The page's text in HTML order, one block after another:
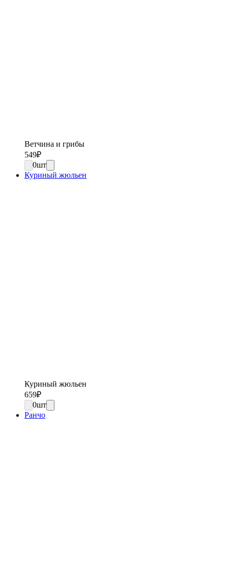
Ветчина и грибы
549₽
0шт
Куриный жюльен
Куриный жюльен
659₽
0шт
Ранчо